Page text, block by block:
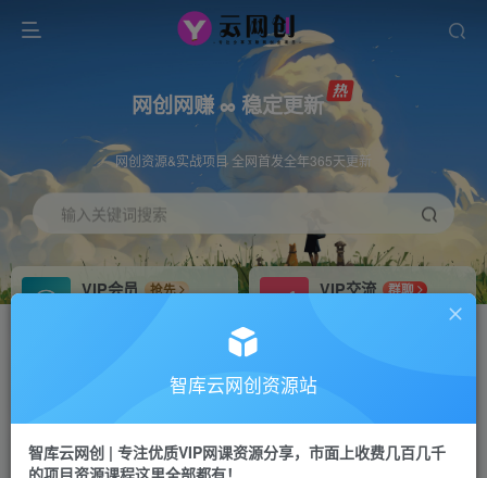
网创网赚 ∞ 稳定更新
网创资源&实战项目 全网首发全年365天更新
输入关键词搜索
VIP会员
抢先
VIP交流
群聊
研究探讨更多创业项目路子。
会员专属推广链接
网赚网创 项目
APP下载
GO
智库云网创资源站
智库云网创 | 专注优质VIP网课资源分享，市面上收费几百几千
的项目资源课程这里全部都有！